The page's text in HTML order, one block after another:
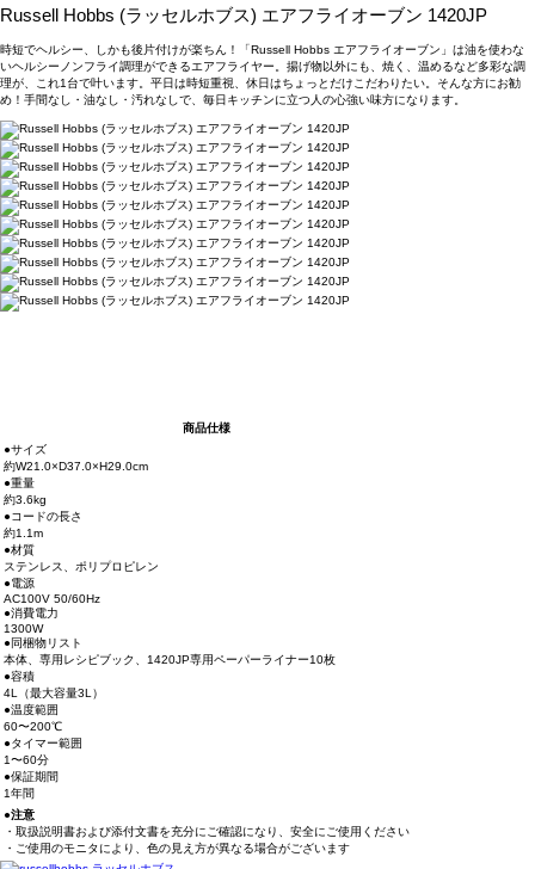
Russell Hobbs (ラッセルホブス) エアフライオーブン 1420JP
時短でヘルシー、しかも後片付けが楽ちん！「Russell Hobbs エアフライオーブン」は油を使わな
いヘルシーノンフライ調理ができるエアフライヤー。揚げ物以外にも、焼く、温めるなど多彩な調
理が、これ1台で叶います。平日は時短重視、休日はちょっとだけこだわりたい。そんな方にお勧
め！手間なし・油なし・汚れなしで、毎日キッチンに立つ人の心強い味方になります。
商品仕様
●サイズ
約W21.0×D37.0×H29.0cm
●重量
約3.6kg
●コードの長さ
約1.1m
●材質
ステンレス、ポリプロピレン
●電源
AC100V 50/60Hz
●消費電力
1300W
●同梱物リスト
本体、専用レシピブック、1420JP専用ペーパーライナー10枚
●容積
4L（最大容量3L）
●温度範囲
60〜200℃
●タイマー範囲
1〜60分
●保証期間
1年間
●注意
・取扱説明書および添付文書を充分にご確認になり、安全にご使用ください
・ご使用のモニタにより、色の見え方が異なる場合がございます